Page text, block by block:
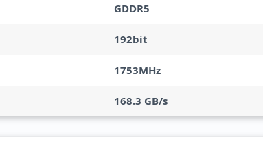
GDDR5
192bit
1753MHz
168.3 GB/s